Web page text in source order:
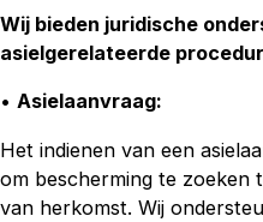
Wij bieden juridische
asielgerelateerde
• Asielaanvraag:
Het indienen van een
om bescherming te zoeken
van herkomst. Wij